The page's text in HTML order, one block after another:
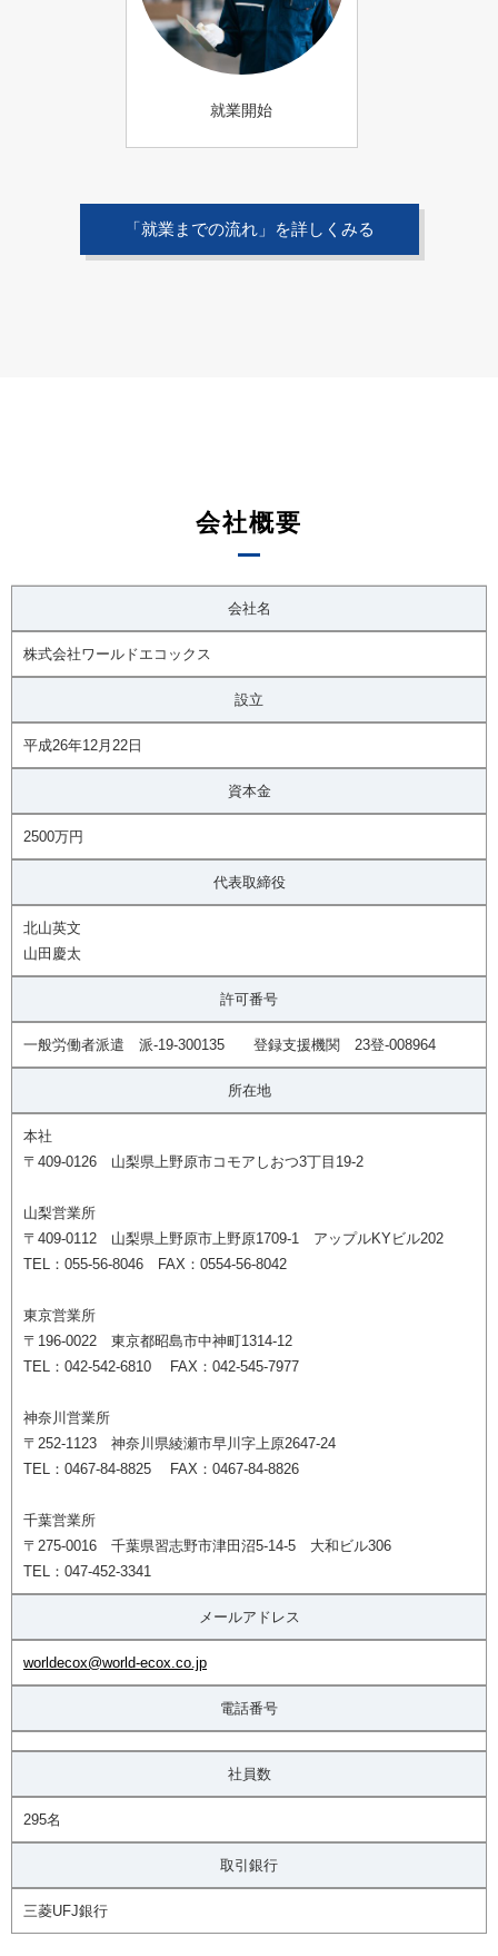
就業開始
「就業までの流れ」を詳しくみる
会社概要
会社名
株式会社ワールドエコックス
設立
平成26年12月22日
資本金
2500万円
代表取締役
北山英文
山田慶太
許可番号
一般労働者派遣 派-19-300135 登録支援機関 23登-008964
所在地
本社
〒409-0126 山梨県上野原市コモアしおつ3丁目19-2
山梨営業所
〒409-0112 山梨県上野原市上野原1709-1 アップルKYビル202
TEL：055-56-8046 FAX：0554-56-8042
東京営業所
〒196-0022 東京都昭島市中神町1314-12
TEL：042-542-6810 FAX：042-545-7977
神奈川営業所
〒252-1123 神奈川県綾瀬市早川字上原2647-24
TEL：0467-84-8825 FAX：0467-84-8826
千葉営業所
〒275-0016 千葉県習志野市津田沼5-14-5 大和ビル306
TEL：047-452-3341
メールアドレス
worldecox@world-ecox.co.jp
電話番号
社員数
295名
取引銀行
三菱UFJ銀行